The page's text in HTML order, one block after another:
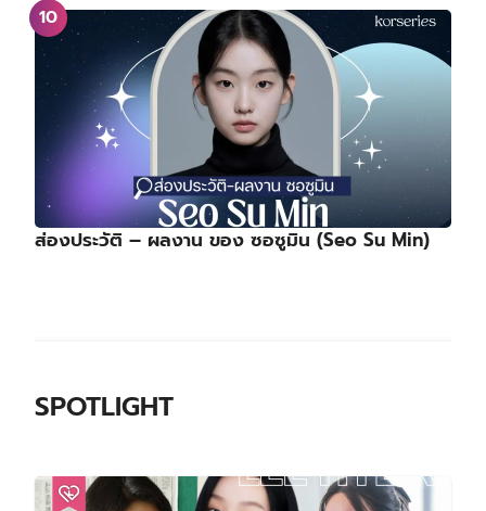
ส่องประวัติ – ผลงาน ของ ซอซูมิน (Seo Su Min)
SPOTLIGHT